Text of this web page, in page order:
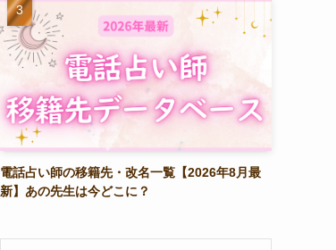
電話占い師の移籍先・改名一覧【2026年8月最
新】あの先生は今どこに？